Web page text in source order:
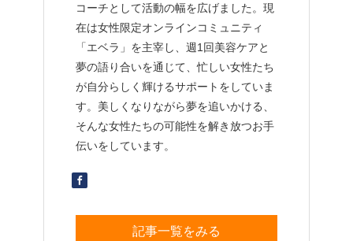
コーチとして活動の幅を広げました。現
在は女性限定オンラインコミュニティ
「エベラ」を主宰し、週1回美容ケアと
夢の語り合いを通じて、忙しい女性たち
が自分らしく輝けるサポートをしていま
す。美しくなりながら夢を追いかける、
そんな女性たちの可能性を解き放つお手
伝いをしています。
記事一覧をみる